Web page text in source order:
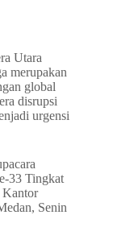
Utara
merupakan
global
disrupsi
urgensi
33 Tingkat
Kantor
Senin